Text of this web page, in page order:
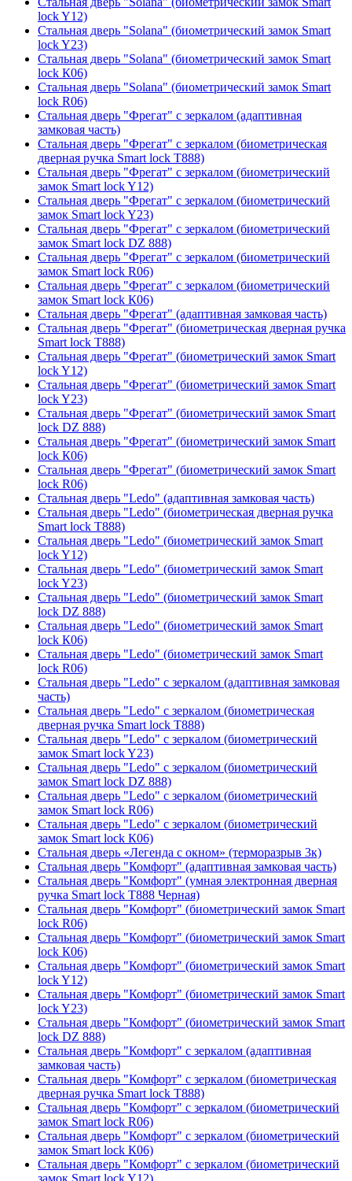
lock Y12)
Стальная дверь "Solana" (биометрический замок Smart
lock Y23)
Стальная дверь "Solana" (биометрический замок Smart
lock К06)
Стальная дверь "Solana" (биометрический замок Smart
lock R06)
Стальная дверь "Фрегат" с зеркалом (адаптивная
замковая часть)
Стальная дверь "Фрегат" с зеркалом (биометрическая
дверная ручка Smart lock T888)
Стальная дверь "Фрегат" с зеркалом (биометрический
замок Smart lock Y12)
Стальная дверь "Фрегат" с зеркалом (биометрический
замок Smart lock Y23)
Стальная дверь "Фрегат" с зеркалом (биометрический
замок Smart lock DZ 888)
Стальная дверь "Фрегат" с зеркалом (биометрический
замок Smart lock R06)
Стальная дверь "Фрегат" с зеркалом (биометрический
замок Smart lock К06)
Стальная дверь "Фрегат" (адаптивная замковая часть)
Стальная дверь "Фрегат" (биометрическая дверная ручка
Smart lock T888)
Стальная дверь "Фрегат" (биометрический замок Smart
lock Y12)
Стальная дверь "Фрегат" (биометрический замок Smart
lock Y23)
Стальная дверь "Фрегат" (биометрический замок Smart
lock DZ 888)
Стальная дверь "Фрегат" (биометрический замок Smart
lock К06)
Стальная дверь "Фрегат" (биометрический замок Smart
lock R06)
Стальная дверь "Ledo" (адаптивная замковая часть)
Стальная дверь "Ledo" (биометрическая дверная ручка
Smart lock T888)
Стальная дверь "Ledo" (биометрический замок Smart
lock Y12)
Стальная дверь "Ledo" (биометрический замок Smart
lock Y23)
Стальная дверь "Ledo" (биометрический замок Smart
lock DZ 888)
Стальная дверь "Ledo" (биометрический замок Smart
lock К06)
Стальная дверь "Ledo" (биометрический замок Smart
lock R06)
Стальная дверь "Ledo" с зеркалом (адаптивная замковая
часть)
Стальная дверь "Ledo" с зеркалом (биометрическая
дверная ручка Smart lock T888)
Стальная дверь "Ledo" с зеркалом (биометрический
замок Smart lock Y23)
Стальная дверь "Ledo" с зеркалом (биометрический
замок Smart lock DZ 888)
Стальная дверь "Ledo" с зеркалом (биометрический
замок Smart lock R06)
Стальная дверь "Ledo" с зеркалом (биометрический
замок Smart lock К06)
Стальная дверь «Легенда с окном» (терморазрыв 3к)
Стальная дверь "Комфорт" (адаптивная замковая часть)
Стальная дверь "Комфорт" (умная электронная дверная
ручка Smart lock T888 Черная)
Стальная дверь "Комфорт" (биометрический замок Smart
lock R06)
Стальная дверь "Комфорт" (биометрический замок Smart
lock К06)
Стальная дверь "Комфорт" (биометрический замок Smart
lock Y12)
Стальная дверь "Комфорт" (биометрический замок Smart
lock Y23)
Стальная дверь "Комфорт" (биометрический замок Smart
lock DZ 888)
Стальная дверь "Комфорт" с зеркалом (адаптивная
замковая часть)
Стальная дверь "Комфорт" с зеркалом (биометрическая
дверная ручка Smart lock T888)
Стальная дверь "Комфорт" с зеркалом (биометрический
замок Smart lock R06)
Стальная дверь "Комфорт" с зеркалом (биометрический
замок Smart lock К06)
Стальная дверь "Комфорт" с зеркалом (биометрический
замок Smart lock Y12)